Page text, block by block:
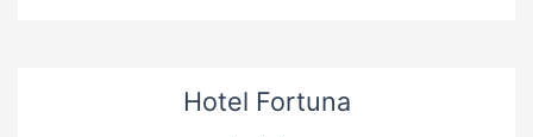
Hotel Fortuna